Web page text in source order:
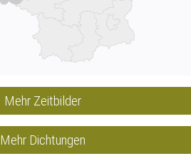
Mehr Zeitbilder
Mehr Dichtungen